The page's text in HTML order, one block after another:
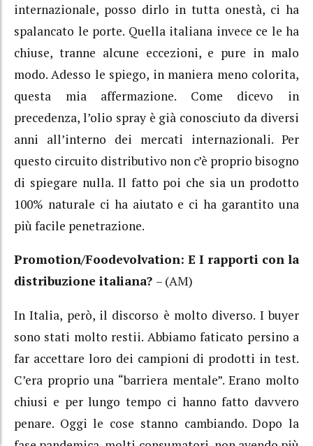
internazionale, posso dirlo in tutta onestà, ci ha
spalancato le porte. Quella italiana invece ce le ha
chiuse, tranne alcune eccezioni, e pure in malo
modo. Adesso le spiego, in maniera meno colorita,
questa mia affermazione. Come dicevo in
precedenza, l’olio spray è già conosciuto da diversi
anni all’interno dei mercati internazionali. Per
questo circuito distributivo non c’è proprio bisogno
di spiegare nulla. Il fatto poi che sia un prodotto
100% naturale ci ha aiutato e ci ha garantito una
più facile penetrazione.
Promotion/Foodevolvation: E I rapporti con la
distribuzione italiana? – (AM)
In Italia, però, il discorso è molto diverso. I buyer
sono stati molto restii. Abbiamo faticato persino a
far accettare loro dei campioni di prodotti in test.
C’era proprio una “barriera mentale”. Erano molto
chiusi e per lungo tempo ci hanno fatto davvero
penare. Oggi le cose stanno cambiando. Dopo la